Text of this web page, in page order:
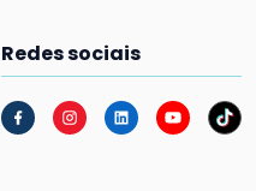
Redes sociais